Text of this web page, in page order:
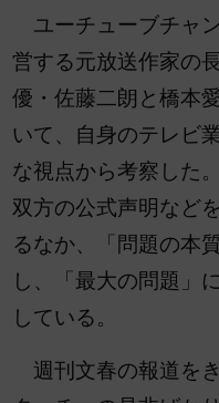
ユーチューブチャ
営する元放送作家の
優・佐藤二朗と橋本
いて、自身のテレビ
な視点から考察した
双方の公式声明など
るなか、「問題の本
し、「最大の問題」
している。
週刊文春の報道を